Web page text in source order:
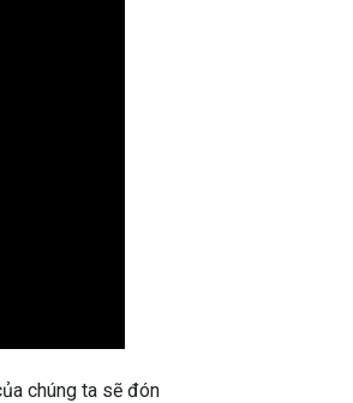
chúng ta sẽ đón